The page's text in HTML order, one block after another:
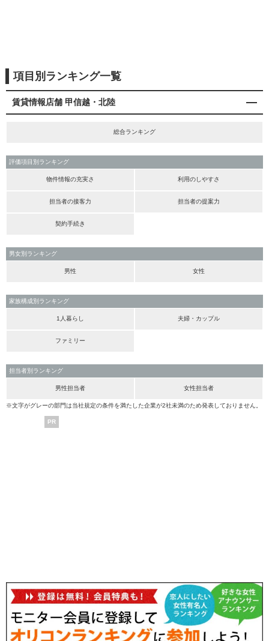
項目別ランキング一覧
賃貸情報店舗 甲信越・北陸
総合ランキング
評価項目別ランキング
物件情報の充実さ 利用のしやすさ
担当者の接客力 担当者の提案力
契約手続き
男女別ランキング
男性 女性
家族構成別ランキング
1人暮らし 夫婦・カップル
ファミリー
担当者別ランキング
男性担当者 女性担当者
※文字がグレーの部門は当社規定の条件を満たした企業が2社未満のため発表しておりません。
PR